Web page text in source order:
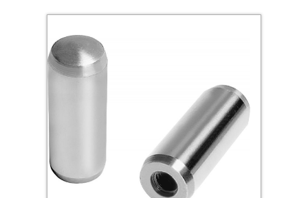
Дюймовый крепёж
Заклепки (Гайки-Заклепки)
Крюки, кольца с метрической резьбой
Крюки, кольца с шурупной резьбой